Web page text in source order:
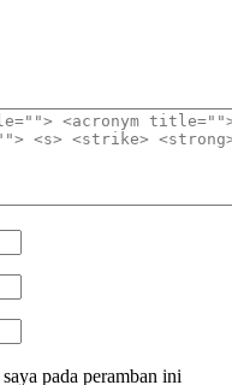
pada peramban ini